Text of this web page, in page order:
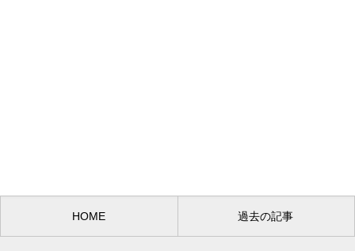
HOME 過去の記事